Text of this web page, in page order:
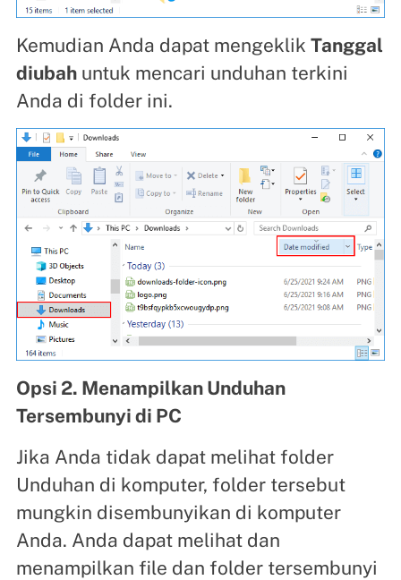
Kemudian Anda dapat mengeklik Tanggal
diubahuntuk mencari unduhan terkini
Anda di folder ini.
Opsi 2. Menampilkan Unduhan
Tersembunyi di PC
Jika Anda tidak dapat melihat folder
Unduhan di komputer, folder tersebut
mungkin disembunyikan di komputer
Anda. Anda dapat melihat dan
menampilkan file dan folder tersembunyi